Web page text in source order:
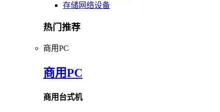
存储网络设备
热门推荐
商用PC
商用PC
商用台式机